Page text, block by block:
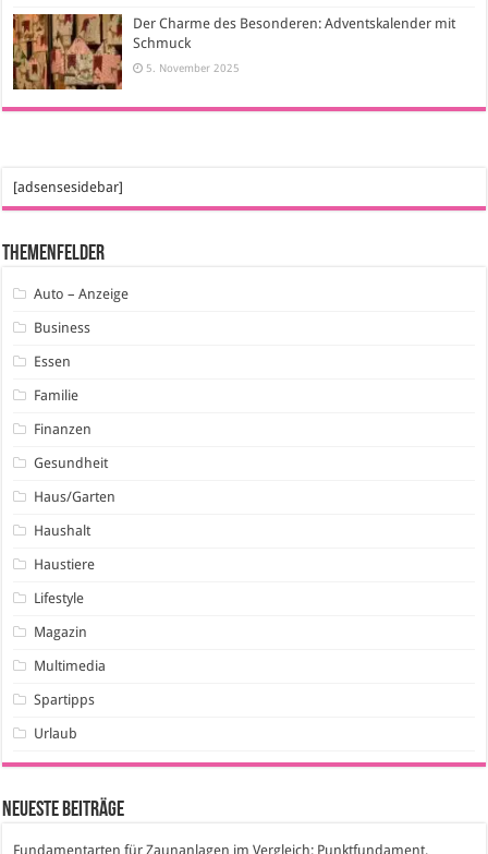
Der Charme des Besonderen: Adventskalender mit
Schmuck
5. November 2025
[adsensesidebar]
Themenfelder
Auto – Anzeige
Business
Essen
Familie
Finanzen
Gesundheit
Haus/Garten
Haushalt
Haustiere
Lifestyle
Magazin
Multimedia
Spartipps
Urlaub
Neueste Beiträge
Fundamentarten für Zaunanlagen im Vergleich: Punktfundament,